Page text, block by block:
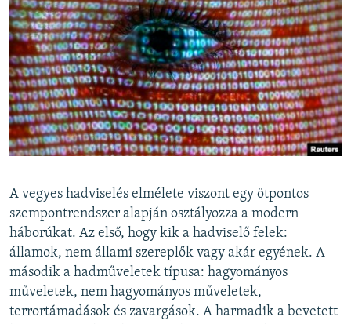
A vegyes hadviselés elmélete viszont egy ötpontos
szempontrendszer alapján osztályozza a modern
háborúkat. Az első, hogy kik a hadviselő felek:
államok, nem állami szereplők vagy akár egyének. A
második a hadműveletek típusa: hagyományos
műveletek, nem hagyományos műveletek,
terrortámadások és zavargások. A harmadik a bevetett